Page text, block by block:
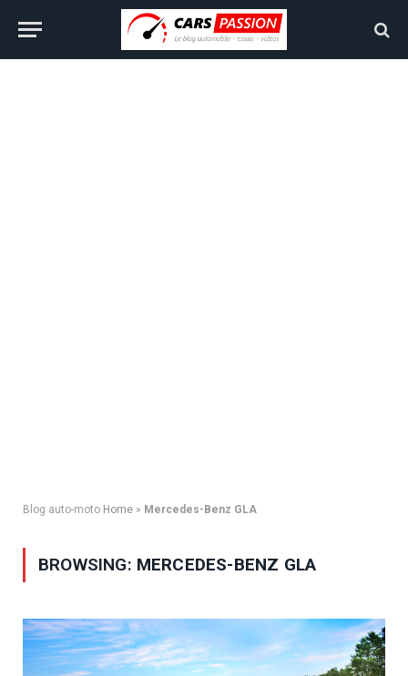
Blog auto-moto Home » Mercedes-Benz GLA
BROWSING: MERCEDES-BENZ GLA